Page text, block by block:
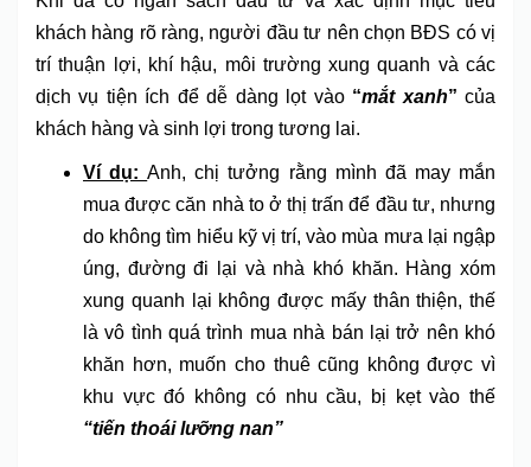
khách hàng rõ ràng, người đầu tư nên chọn BĐS có vị
trí thuận lợi, khí hậu, môi trường xung quanh và các
dịch vụ tiện ích để dễ dàng lọt vào “mắt xanh” của
khách hàng và sinh lợi trong tương lai.
Ví dụ:Anh, chị tưởng rằng mình đã may mắn
mua được căn nhà to ở thị trấn để đầu tư, nhưng
do không tìm hiểu kỹ vị trí, vào mùa mưa lại ngập
úng, đường đi lại và nhà khó khăn. Hàng xóm
xung quanh lại không được mấy thân thiện, thế
là vô tình quá trình mua nhà bán lại trở nên khó
khăn hơn, muốn cho thuê cũng không được vì
khu vực đó không có nhu cầu, bị kẹt vào thế
“tiến thoái lưỡng nan”